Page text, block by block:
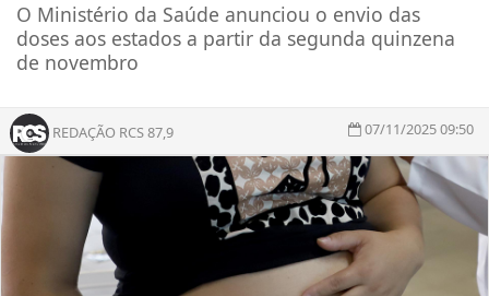
O Ministério da Saúde anunciou o envio das
doses aos estados a partir da segunda quinzena
de novembro
REDAÇÃO RCS 87,9 07/11/2025 09:50